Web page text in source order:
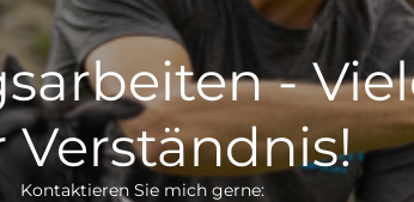
-
Verständnis!
Kontaktieren Sie mich gerne: